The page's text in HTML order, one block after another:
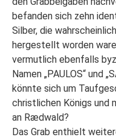
befanden sich zehn
Silber, die
hergestellt worden
vermutlich ebenfalls
Namen „PAULOS“ und
könnte sich um
christlichen Königs
an Rædwald?
Das Grab enthielt